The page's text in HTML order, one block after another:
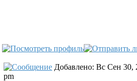
Добавлено: Вс Сен 30,
pm